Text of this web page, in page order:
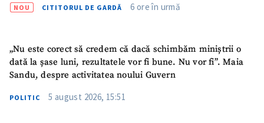
NOU CITITORUL DE GARDĂ 6 ore în urmă
„Nu este corect să credem că dacă schimbăm miniștrii o
dată la șase luni, rezultatele vor fi bune. Nu vor fi”. Maia
Sandu, despre activitatea noului Guvern
POLITIC 5 august 2026, 15:51